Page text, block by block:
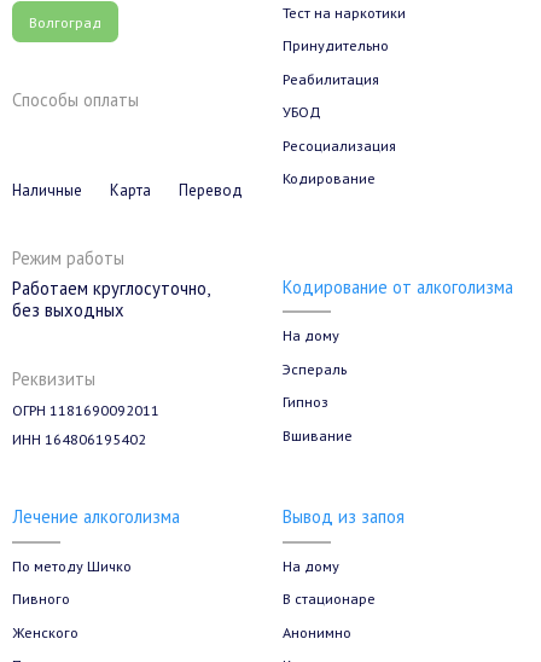
Волгоград
Способы оплаты
Наличные Карта Перевод
Режим работы
Работаем круглосуточно,
без выходных
Реквизиты
ОГРН 1181690092011
ИНН 164806195402
Тест на наркотики
Принудительно
Реабилитация
УБОД
Ресоциализация
Кодирование
Кодирование от алкоголизма
На дому
Эспераль
Гипноз
Вшивание
Лечение алкоголизма
По методу Шичко
Пивного
Женского
Вывод из запоя
На дому
В стационаре
Анонимно